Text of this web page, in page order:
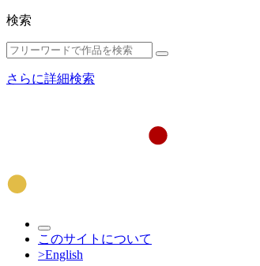
検索
さらに詳細検索
このサイトについて
>English